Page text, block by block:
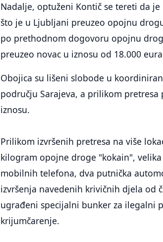
Nadalje, optuženi Kontič se tereti da
što je u Ljubljani preuzeo opojnu
po prethodnom dogovoru opojnu
preuzeo novac u iznosu od 18.000
Obojica su lišeni slobode u
području Sarajeva, a prilikom
iznosu.
Prilikom izvršenih pretresa na više
kilogram opojne droge "kokain",
mobilnih telefona, dva putnička
izvršenja navedenih krivičnih djela od
ugrađeni specijalni bunker za ilegalni
krijumčarenje.